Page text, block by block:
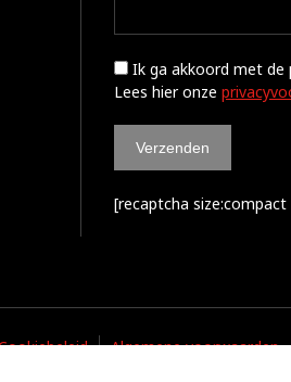
Ik ga akkoord met de
Lees hier onze
[recaptcha
Algemene voorwaarden